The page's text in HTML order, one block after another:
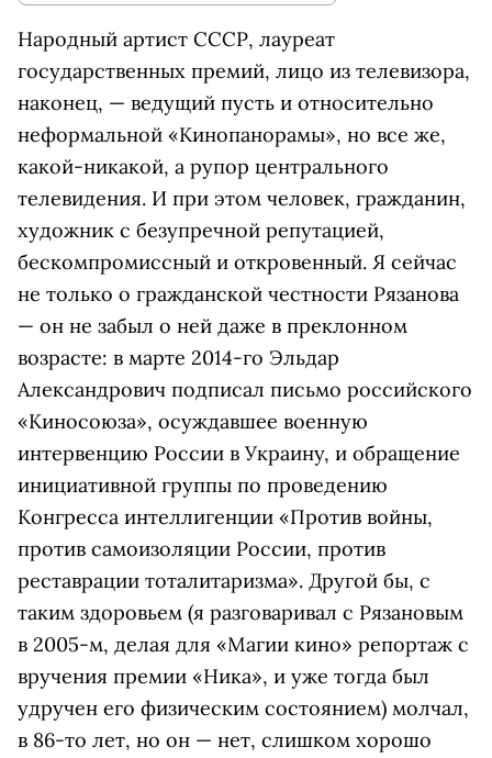
Народный артист СССР, лауреат
государственных премий, лицо из телевизора,
наконец, — ведущий пусть и относительно
неформальной «Кинопанорамы», но все же,
какой-никакой, а рупор центрального
телевидения. И при этом человек, гражданин,
художник с безупречной репутацией,
бескомпромиссный и откровенный. Я сейчас
не только о гражданской честности Рязанова
— он не забыл о ней даже в преклонном
возрасте: в марте 2014-го Эльдар
Александрович подписал письмо российского
«Киносоюза», осуждавшее военную
интервенцию России в Украину, и обращение
инициативной группы по проведению
Конгресса интеллигенции «Против войны,
против самоизоляции России, против
реставрации тоталитаризма». Другой бы, с
таким здоровьем (я разговаривал с Рязановым
в 2005-м, делая для «Магии кино» репортаж с
вручения премии «Ника», и уже тогда был
удручен его физическим состоянием) молчал,
в 86-то лет, но он — нет, слишком хорошо